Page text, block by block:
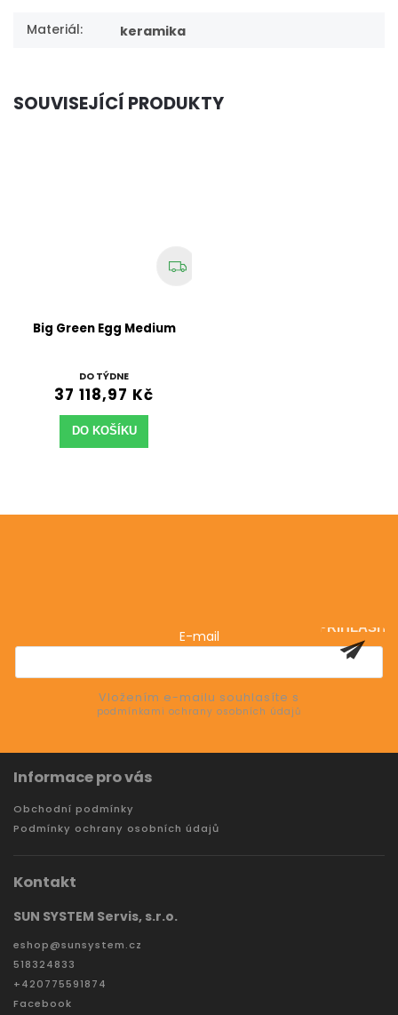
Materiál: keramika
SOUVISEJÍCÍ PRODUKTY
Big Green Egg Medium
DO TÝDNE
37 118,97 Kč
DO KOŠÍKU
E-mail
Vložením e-mailu souhlasíte s
podmínkami ochrany osobních údajů
PŘIHLÁSIT
Informace pro vás
Obchodní podmínky
Podmínky ochrany osobních údajů
Kontakt
SUN SYSTEM Servis, s.r.o.
eshop@sunsystem.cz
518324833
+420775591874
Facebook